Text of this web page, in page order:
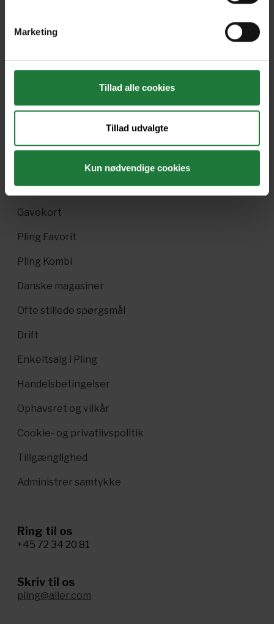
Marketing
Tillad alle cookies
Tillad udvalgte
Kun nødvendige cookies
No. 60
No. 59
Forrige Næste
Nyt i Pling
Gavekort
Pling Favorit
Pling Kombi
Danske magasiner
Ofte stillede spørgsmål
Drift
Enkeltsalg i Pling
Handelsbetingelser
Ophavsret og vilkår
Cookie- og privatlivspolitik
Tillgænglighed
Administrer samtykke
Ring til os
+45 72 34 20 81
Skriv til os
pling@aller.com